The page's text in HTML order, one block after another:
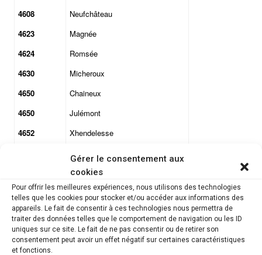
Gérer le consentement aux
cookies
Pour offrir les meilleures expériences, nous utilisons des technologies
telles que les cookies pour stocker et/ou accéder aux informations des
appareils. Le fait de consentir à ces technologies nous permettra de
traiter des données telles que le comportement de navigation ou les ID
uniques sur ce site. Le fait de ne pas consentir ou de retirer son
consentement peut avoir un effet négatif sur certaines caractéristiques
et fonctions.
4608
Neufchâteau
4623
Magnée
4624
Romsée
4630
Micheroux
4650
Chaineux
4650
Julémont
4652
Xhendelesse
Bolland
Barchon
4681
Hermalle-Sous-Argenteau
4682
Houtain-Saint-Siméon
4683
Vivegnis
4690